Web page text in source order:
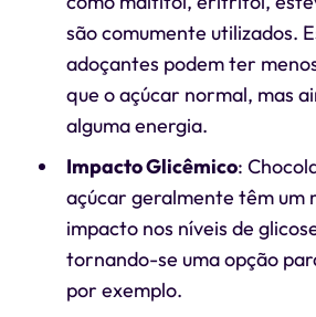
são comumente utilizados.
adoçantes podem ter
que o açúcar normal, mas
alguma energia.
Impacto Glicêmico:
açúcar geralmente têm um
impacto nos níveis de
tornando-se uma opção
por exemplo.